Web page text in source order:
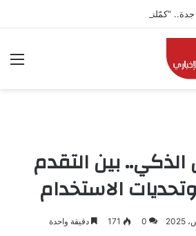
الذكي.. بين التقدم
الاستخدام
0
171 دقيقة واحدة